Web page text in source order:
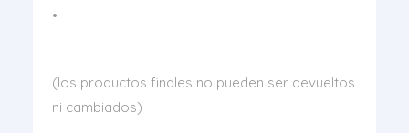
•
(los productos finales no pueden ser devueltos
ni cambiados)